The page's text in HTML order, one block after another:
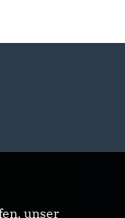
unser